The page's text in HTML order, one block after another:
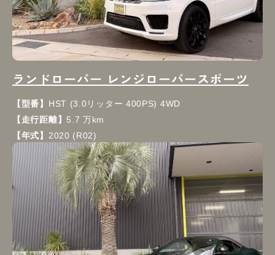
ランドローバー レンジローバースポーツ
【型番】 HST (3.0リッター 400PS) 4WD
【走行距離】 5.7 万km
【年式】 2020 (R02)